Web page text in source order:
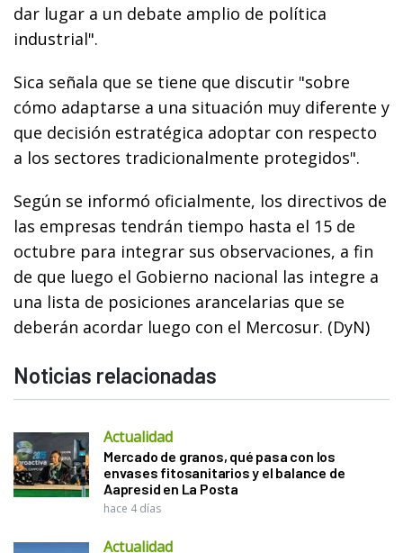
dar lugar a un debate amplio de política
industrial".
Sica señala que se tiene que discutir "sobre
cómo adaptarse a una situación muy diferente y
que decisión estratégica adoptar con respecto
a los sectores tradicionalmente protegidos".
Según se informó oficialmente, los directivos de
las empresas tendrán tiempo hasta el 15 de
octubre para integrar sus observaciones, a fin
de que luego el Gobierno nacional las integre a
una lista de posiciones arancelarias que se
deberán acordar luego con el Mercosur. (DyN)
Noticias relacionadas
Actualidad
Mercado de granos, qué pasa con los
envases fitosanitarios y el balance de
Aapresid en La Posta
hace 4 días
Actualidad